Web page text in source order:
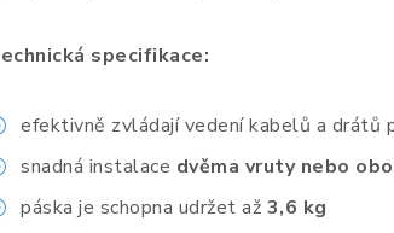
specifikace:
efektivně zvládají vedení kabelů a drátů
snadná instalace dvěma vruty nebo
páska je schopna udržet až 3,6 kg